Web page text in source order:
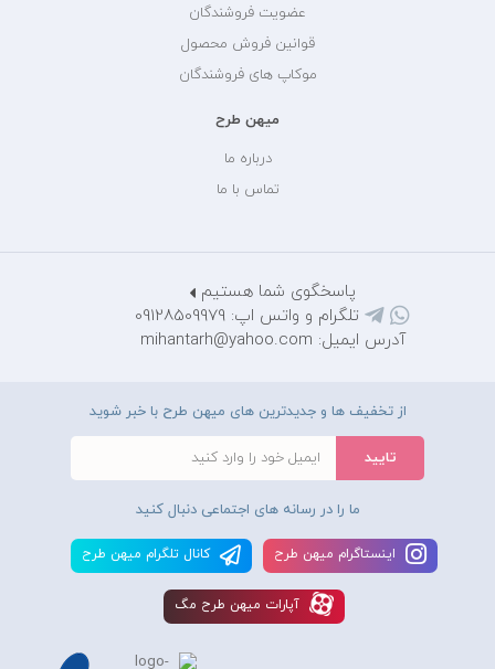
عضویت فروشندگان
قوانین فروش محصول
موکاپ های فروشندگان
میهن طرح
درباره ما
تماس با ما
پاسخگوی شما هستیم
تلگرام و واتس اپ: 09128509979
آدرس ایمیل: mihantarh@yahoo.com
از تخفیف ها و جدیدترین های میهن طرح با خبر شوید
ما را در رسانه های اجتماعی دنبال کنید
اينستاگرام ميهن طرح کانال تلگرام ميهن طرح
آپارات ميهن طرح مگ